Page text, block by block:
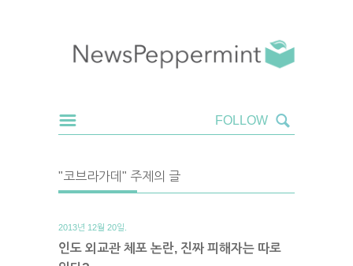
"코브라가데" 주제의 글
2013년 12월 20일.
인도 외교관 체포 논란, 진짜 피해자는 따로